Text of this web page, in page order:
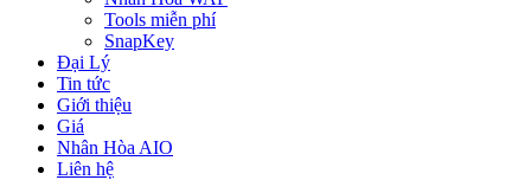
Tools miễn phí
SnapKey
Đại Lý
Tin tức
Giới thiệu
Giá
Nhân Hòa AIO
Liên hệ